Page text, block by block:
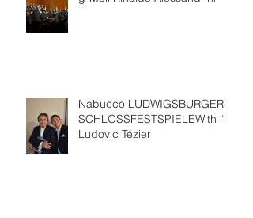
Nabucco LUDWIGSBURGER
SCHLOSSFESTSPIELEWith “
Ludovic Tézier